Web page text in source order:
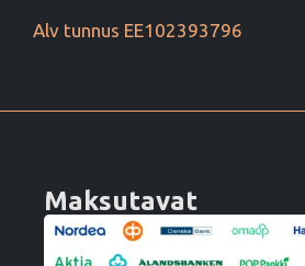
Alv tunnus EE102393796
Maksutavat